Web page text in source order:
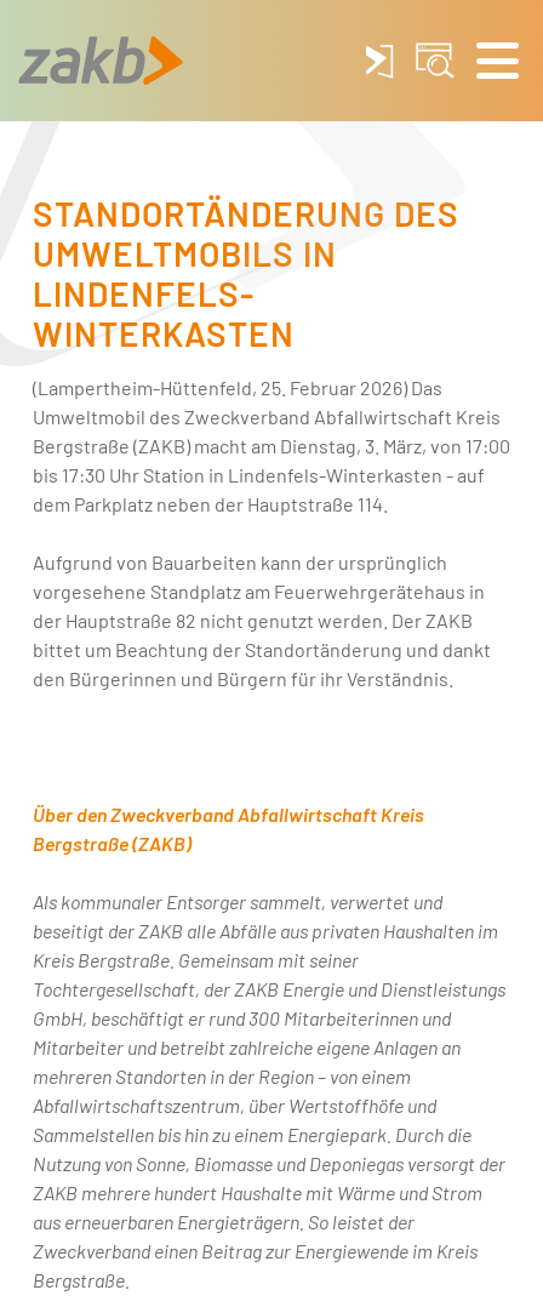
STANDORTÄNDERUNG DES
UMWELTMOBILS IN
LINDENFELS-
WINTERKASTEN
(Lampertheim-Hüttenfeld, 25. Februar 2026) Das
Umweltmobil des Zweckverband Abfallwirtschaft Kreis
Bergstraße (ZAKB) macht am Dienstag, 3. März, von 17:00
bis 17:30 Uhr Station in Lindenfels-Winterkasten - auf
dem Parkplatz neben der Hauptstraße 114.
Aufgrund von Bauarbeiten kann der ursprünglich
vorgesehene Standplatz am Feuerwehrgerätehaus in
der Hauptstraße 82 nicht genutzt werden. Der ZAKB
bittet um Beachtung der Standortänderung und dankt
den Bürgerinnen und Bürgern für ihr Verständnis.
Über den Zweckverband Abfallwirtschaft Kreis
Bergstraße (ZAKB)
Als kommunaler Entsorger sammelt, verwertet und
beseitigt der ZAKB alle Abfälle aus privaten Haushalten im
Kreis Bergstraße. Gemeinsam mit seiner
Tochtergesellschaft, der ZAKB Energie und Dienstleistungs
GmbH, beschäftigt er rund 300 Mitarbeiterinnen und
Mitarbeiter und betreibt zahlreiche eigene Anlagen an
mehreren Standorten in der Region – von einem
Abfallwirtschaftszentrum, über Wertstoffhöfe und
Sammelstellen bis hin zu einem Energiepark. Durch die
Nutzung von Sonne, Biomasse und Deponiegas versorgt der
ZAKB mehrere hundert Haushalte mit Wärme und Strom
aus erneuerbaren Energieträgern. So leistet der
Zweckverband einen Beitrag zur Energiewende im Kreis
Bergstraße.